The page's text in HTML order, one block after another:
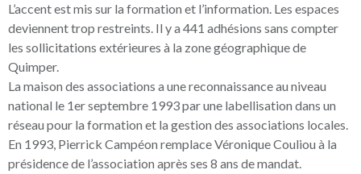
L’accent est mis sur la formation et l’information. Les espaces
deviennent trop restreints. Il y a 441 adhésions sans compter
les sollicitations extérieures à la zone géographique de
Quimper.
La maison des associations a une reconnaissance au niveau
national le 1er septembre 1993 par une labellisation dans un
réseau pour la formation et la gestion des associations locales.
En 1993, Pierrick Campéon remplace Véronique Couliou à la
présidence de l’association après ses 8 ans de mandat.